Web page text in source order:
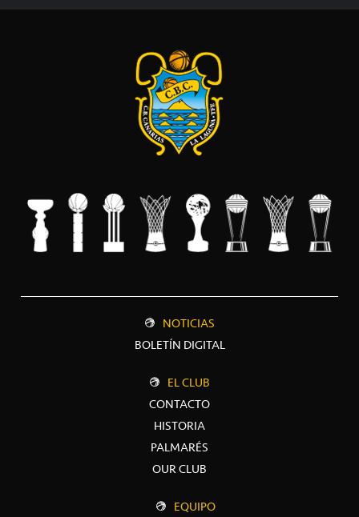
NOTICIAS
BOLETÍN DIGITAL
EL CLUB
CONTACTO
HISTORIA
PALMARÉS
OUR CLUB
EQUIPO